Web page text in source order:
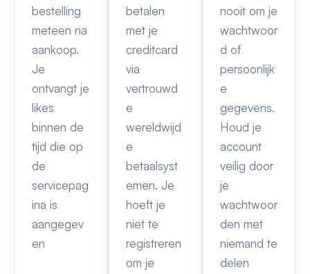
bestelling
meteen na
aankoop.
Je
ontvangt je
likes
binnen de
tijd die op
de
servicepag
ina is
aangegev
en
betalen
met je
creditcard
via
vertrouwd
e
wereldwijd
e
betaalsyst
emen. Je
hoeft je
niet te
registreren
om je
nooit om je
wachtwoor
d of
persoonlijk
e
gegevens.
Houd je
account
veilig door
je
wachtwoor
den met
niemand te
delen